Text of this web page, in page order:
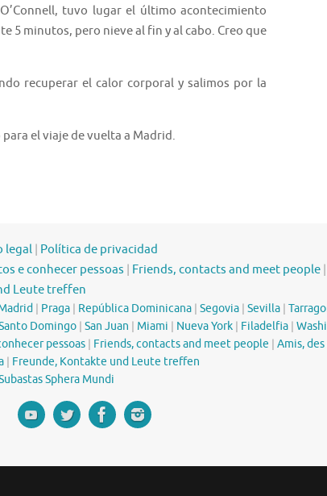
tuvo lugar el último acontecimiento
5 minutos, pero nieve al fin y al cabo. Creo que
recuperar el calor corporal y salimos por la
el viaje de vuelta a Madrid.
legal Política de privacidad
e conhecer pessoas Friends, contacts and meet people
Leute treffen
Praga República Dominicana Segovia Sevilla
Domingo San Juan Miami Nueva York Filadelfia
pessoas Friends, contacts and meet people Amis,
Freunde, Kontakte und Leute treffen
Sphera Mundi